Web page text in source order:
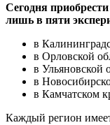
Сегодня
лишь в пяти
в
в Орловской
в Ульяновской
в
в Камчатском
Каждый регион